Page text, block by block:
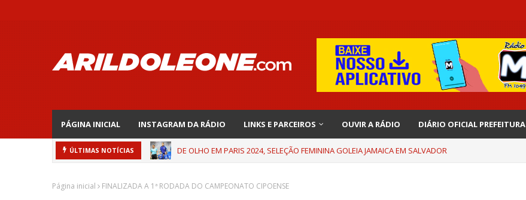
PÁGINA INICIAL INSTAGRAM DA RÁDIO LINKS E PARCEIROS OUVIR A RÁDIO DIÁRIO OFICIAL PREFEITURA
ÚLTIMAS NOTÍCIAS DE OLHO EM PARIS 2024, SELEÇÃO FEMININA GOLEIA JAMAICA EM SALVADOR
Página inicial FINALIZADA A 1ª RODADA DO CAMPEONATO CIPOENSE